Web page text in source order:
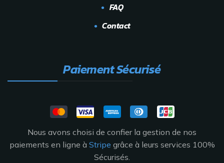
FAQ
Contact
Paiement Sécurisé
Nous avons choisi de confier la gestion de nos
paiements en ligne à Stripe grâce à leurs services 100%
Sécurisés.